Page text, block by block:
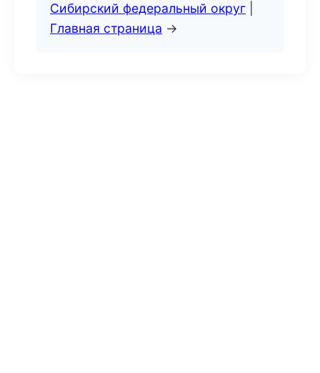
Сибирский федеральный округ
Главная страница →